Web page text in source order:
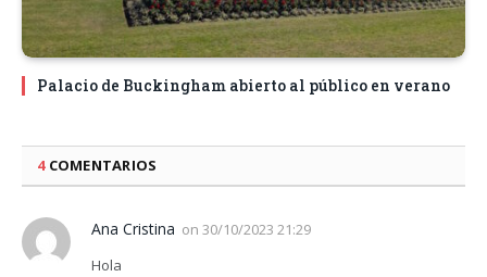
Palacio de Buckingham abierto al público en verano
4COMENTARIOS
Ana Cristina on 30/10/2023 21:29
Hola